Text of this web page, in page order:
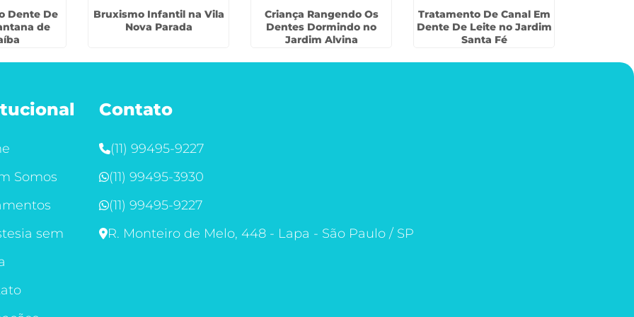
Dente De
de
Bruxismo Infantil na Vila
Nova Parada
Criança Rangendo Os
Dentes Dormindo no
Jardim Alvina
Tratamento De Canal Em
Dente De Leite no Jardim
Santa Fé
Somos
sem
Contato
(11) 99495-9227
(11) 99495-3930
(11) 99495-9227
R. Monteiro de Melo, 448 - Lapa - São Paulo / SP